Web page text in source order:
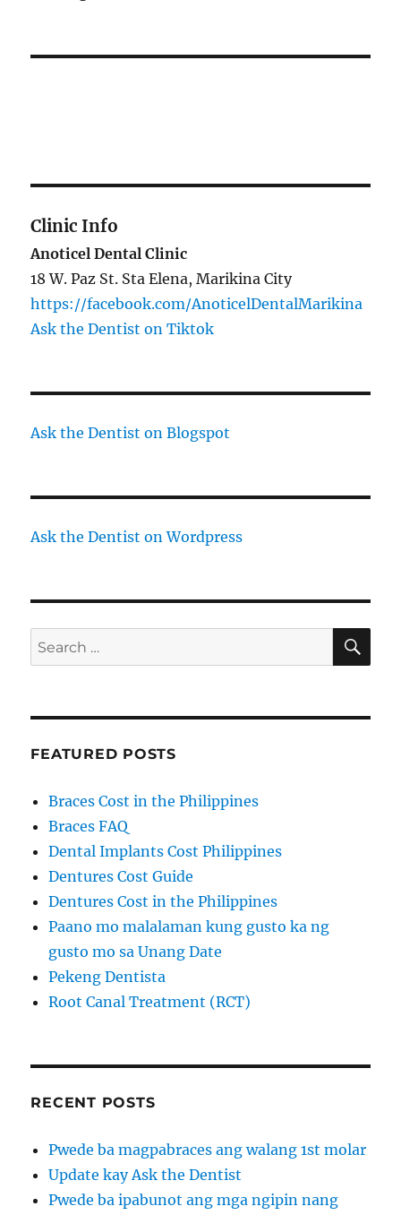
Clinic Info
Anoticel Dental Clinic
18 W. Paz St. Sta Elena, Marikina City
https://facebook.com/AnoticelDentalMarikina
Ask the Dentist on Tiktok
Ask the Dentist on Blogspot
Ask the Dentist on Wordpress
Search
for:
FEATURED POSTS
Braces Cost in the Philippines
Braces FAQ
Dental Implants Cost Philippines
Dentures Cost Guide
Dentures Cost in the Philippines
Paano mo malalaman kung gusto ka ng
gusto mo sa Unang Date
Pekeng Dentista
Root Canal Treatment (RCT)
RECENT POSTS
Pwede ba magpabraces ang walang 1st molar
Update kay Ask the Dentist
Pwede ba ipabunot ang mga ngipin nang